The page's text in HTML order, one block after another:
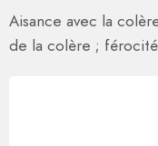
Aisance avec la
de la colère ;